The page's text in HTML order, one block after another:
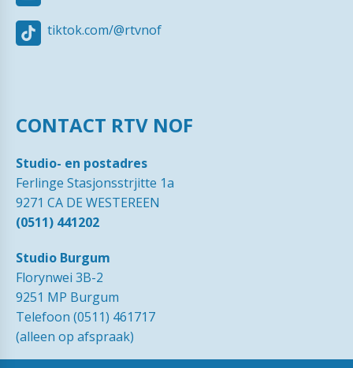
tiktok.com/@rtvnof
CONTACT RTV NOF
Studio- en postadres
Ferlinge Stasjonsstrjitte 1a
9271 CA DE WESTEREEN
(0511) 441202
Studio Burgum
Florynwei 3B-2
9251 MP Burgum
Telefoon (0511) 461717
(alleen op afspraak)